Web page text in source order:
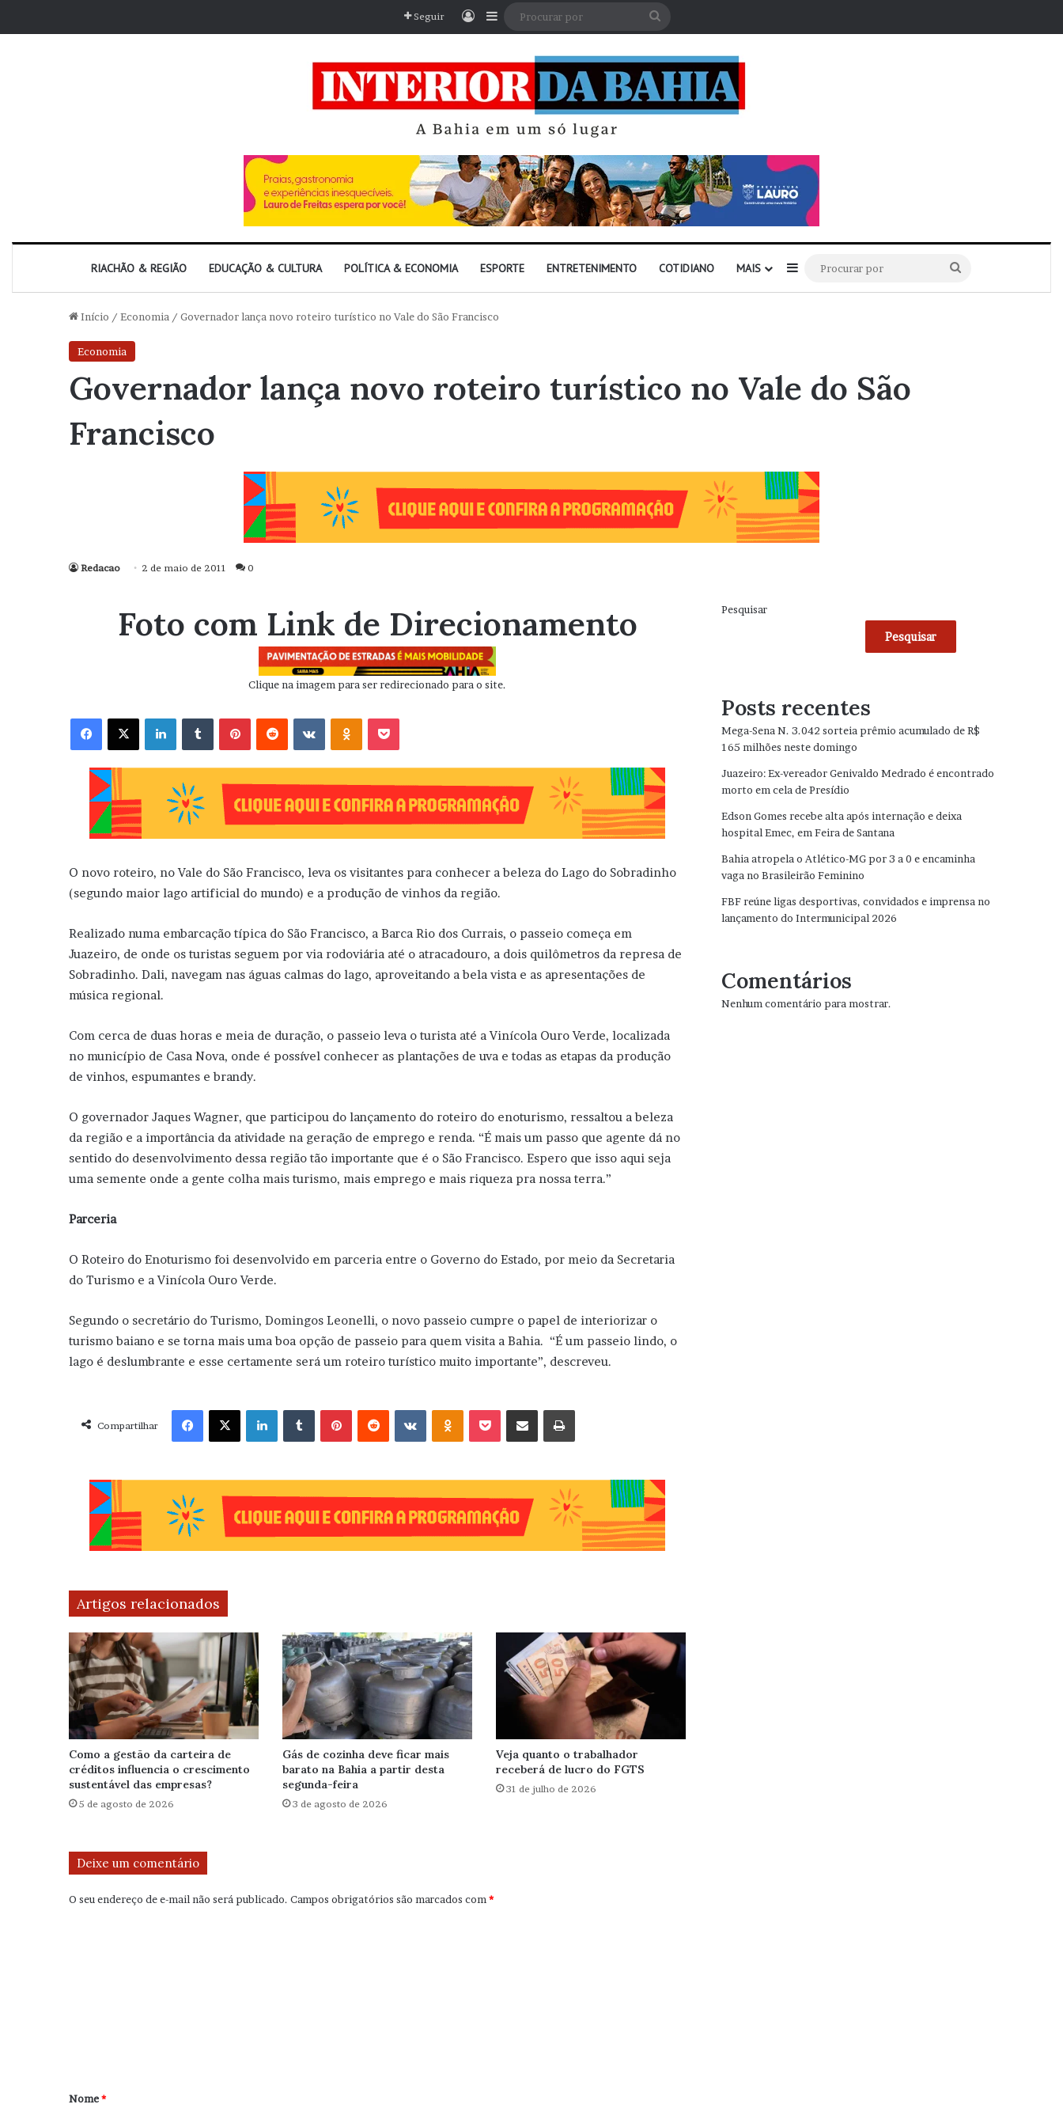
Seguir EntrarBarra Lateral
RIACHÃO & REGIÃO EDUCAÇÃO & CULTURA POLÍTICA & ECONOMIA ESPORTE ENTRETENIMENTO COTIDIANO MAIS Barra Lateral
por
Início / Economia / Governador lança novo roteiro turístico no Vale do São Francisco
Economia
Governador lança novo roteiro turístico no Vale do São
Francisco
Redacao 2 de maio de 2011 0
Foto com Link de Direcionamento
Clique na imagem para ser redirecionado para o site.
Facebook X Linkedin VK OK
O novo roteiro, no Vale do São Francisco, leva os visitantes para conhecer a beleza do Lago do Sobradinho
(segundo maior lago artificial do mundo) e a produção de vinhos da região.
Realizado numa embarcação típica do São Francisco, a Barca Rio dos Currais, o passeio começa em
Juazeiro, de onde os turistas seguem por via rodoviária até o atracadouro, a dois quilômetros da represa de
Sobradinho. Dali, navegam nas águas calmas do lago, aproveitando a bela vista e as apresentações de
música regional.
Com cerca de duas horas e meia de duração, o passeio leva o turista até a Vinícola Ouro Verde, localizada
no município de Casa Nova, onde é possível conhecer as plantações de uva e todas as etapas da produção
de vinhos, espumantes e brandy.
O governador Jaques Wagner, que participou do lançamento do roteiro do enoturismo, ressaltou a beleza
da região e a importância da atividade na geração de emprego e renda. “É mais um passo que agente dá no
sentido do desenvolvimento dessa região tão importante que é o São Francisco. Espero que isso aqui seja
uma semente onde a gente colha mais turismo, mais emprego e mais riqueza pra nossa terra.”
Parceria
O Roteiro do Enoturismo foi desenvolvido em parceria entre o Governo do Estado, por meio da Secretaria
do Turismo e a Vinícola Ouro Verde.
Segundo o secretário do Turismo, Domingos Leonelli, o novo passeio cumpre o papel de interiorizar o
turismo baiano e se torna mais uma boa opção de passeio para quem visita a Bahia. “É um passeio lindo, o
lago é deslumbrante e esse certamente será um roteiro turístico muito importante”, descreveu.
Compartilhar
Facebook X Linkedin VK OK
Artigos relacionados
Como a gestão da carteira de
créditos influencia o crescimento
sustentável das empresas?
5 de agosto de 2026
Gás de cozinha deve ficar mais
barato na Bahia a partir desta
segunda-feira
3 de agosto de 2026
Veja quanto o trabalhador
receberá de lucro do FGTS
31 de julho de 2026
Deixe um comentário
O seu endereço de e-mail não será publicado. Campos obrigatórios são marcados com*
r
Nome*
Pesquisar
Pesquisar
Posts recentes
Mega-Sena N. 3.042 sorteia prêmio acumulado de R$
165 milhões neste domingo
Juazeiro: Ex-vereador Genivaldo Medrado é encontrado
morto em cela de Presídio
Edson Gomes recebe alta após internação e deixa
hospital Emec, em Feira de Santana
Bahia atropela o Atlético-MG por 3 a 0 e encaminha
vaga no Brasileirão Feminino
FBF reúne ligas desportivas, convidados e imprensa no
lançamento do Intermunicipal 2026
Comentários
Nenhum comentário para mostrar.